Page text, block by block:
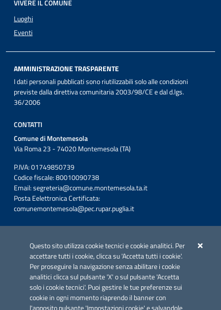
Questo sito utilizza cookie tecnici e cookie analitici. Per
accettare tutti i cookie, clicca su 'Accetta tutti i cookie'.
Per proseguire la navigazione senza abilitare i cookie
analitici clicca sul pulsante 'X' o sul pulsante 'Accetta
solo i cookie tecnici'. Puoi gestire le tue preferenze sui
cookie in ogni momento riaprendo il banner con
VIVERE IL COMUNE
Luoghi
Eventi
AMMINISTRAZIONE TRASPARENTE
I dati personali pubblicati sono riutilizzabili solo alle condizioni
previste dalla direttiva comunitaria 2003/98/CE e dal d.lgs.
36/2006
CONTATTI
Comune di Montemesola
Via Roma 23 - 74020 Montemesola (TA)
P.IVA: 01749850739
Codice fiscale: 80010090738
Email:segreteria@comune.montemesola.ta.it
Posta Eelettronica Certificata:
comunemontemesola@pec.rupar.puglia.it
Azione 2.3.
Link utili